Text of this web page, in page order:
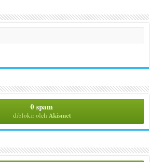
0 spam
diblokir oleh Akismet